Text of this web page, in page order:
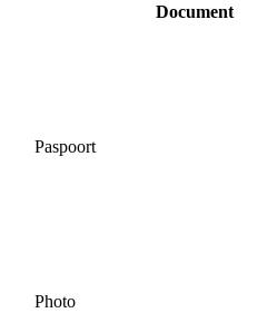
Document
Paspoort
Photo